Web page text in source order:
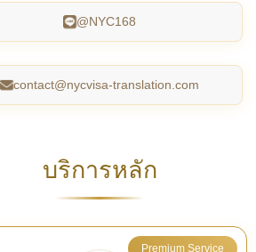
@NYC168
contact@nycvisa-translation.com
บริการหลัก
Premium Service